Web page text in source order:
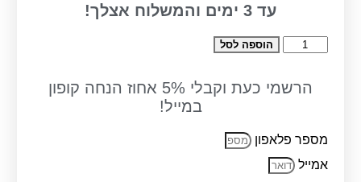
עד 3 ימים והמשלוח אצלך!
כמות
של
ZeroCut
-
ססוניק
הוספה לסל
הרשמי כעת וקבלי 5% אחוז הנחה קופון
במייל!
מספר פלאפון
אמייל